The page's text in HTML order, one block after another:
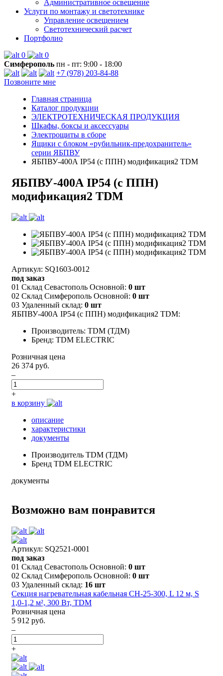
Административное освещение
Услуги по монтажу и светотехнике
Управление освещением
Светотехнический расчет
Портфолио
0
0
Симферополь пн - пт: 9:00 - 18:00
+7 (978) 203-84-88
Позвоните мне
Главная страница
Каталог продукции
ЭЛЕКТРОТЕХНИЧЕСКАЯ ПРОДУКЦИЯ
Шкафы, боксы и аксессуары
Электрощиты в сборе
Ящики с блоком «рубильник-предохранитель»
серии ЯБПВУ
ЯБПВУ-400А IP54 (с ППН) модификация2 TDM
ЯБПВУ-400А IP54 (с ППН)
модификация2 TDM
Артикул: SQ1603-0012
под заказ
01 Склад Севастополь Основной: 0 шт
02 Склад Симферополь Основной: 0 шт
03 Удаленный склад: 0 шт
ЯБПВУ-400А IP54 (с ППН) модификация2 TDM:
Производитель: TDM (ТДМ)
Бренд: TDM ELECTRIC
Розничная цена
26 374 руб.
–
+
в корзину
описание
характеристики
документы
Производитель TDM (ТДМ)
Бренд TDM ELECTRIC
документы
Возможно вам понравится
Артикул: SQ2521-0001
под заказ
01 Склад Севастополь Основной: 0 шт
02 Склад Симферополь Основной: 0 шт
03 Удаленный склад: 16 шт
Секция нагревательная кабельная СН-25-300, L 12 м, S
1,0-1,2 м², 300 Вт, TDM
Розничная цена
5 912 руб.
–
+